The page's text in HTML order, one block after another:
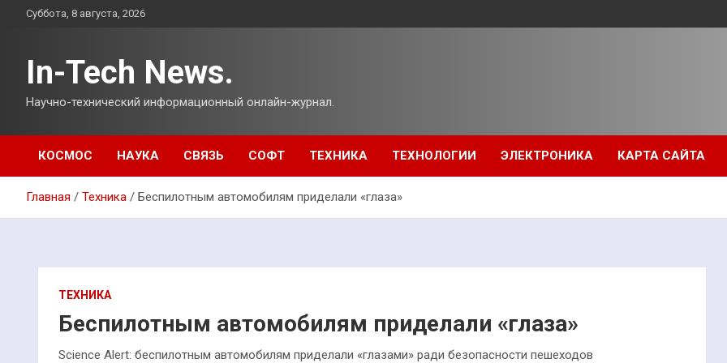
ПерейтиСуббота, 8 августа, 2026
In-Tech News.
Научно-технический информационный онлайн-журнал.
КОСМОС НАУКА СВЯЗЬ СОФТ ТЕХНИКА ТЕХНОЛОГИИ ЭЛЕКТРОНИКА КАРТА САЙТА
Главная Техника Беспилотным автомобилям приделали «глаза»
ТЕХНИКА
Беспилотным автомобилям приделали «глаза»
Science Alert: беспилотным автомобилям приделали «глазами» ради безопасности пешеходов